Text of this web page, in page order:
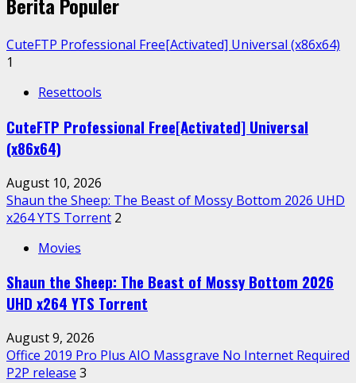
Berita Populer
CuteFTP Professional Free[Activated] Universal (x86x64)
1
Resettools
CuteFTP Professional Free[Activated] Universal
(x86x64)
August 10, 2026
Shaun the Sheep: The Beast of Mossy Bottom 2026 UHD
x264 YTS Torrent 2
Movies
Shaun the Sheep: The Beast of Mossy Bottom 2026
UHD x264 YTS Torrent
August 9, 2026
Office 2019 Pro Plus AIO Massgrave No Internet Required
P2P release 3